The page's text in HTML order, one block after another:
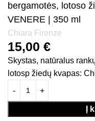
bergamotės, lotoso
VENERE | 350 ml
Chiara Firenze
15,00 €
Skystas, natūralus
lotosp žiedų kvapas:
Į